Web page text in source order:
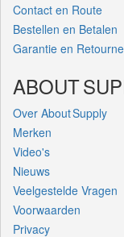
Contact en Route
Bestellen en Betalen
Garantie en
ABOUT
Over About Supply
Merken
Video's
Nieuws
Veelgestelde Vragen
Voorwaarden
Privacy